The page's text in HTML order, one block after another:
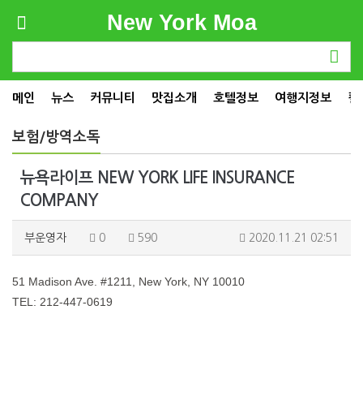
New York Moa
메인 뉴스 커뮤니티 맛집소개 호텔정보 여행지정보 컬
보험/방역소독
뉴욕라이프 NEW YORK LIFE INSURANCE
COMPANY
부운영자 0 590 2020.11.21 02:51
51 Madison Ave. #1211, New York, NY 10010
TEL: 212-447-0619